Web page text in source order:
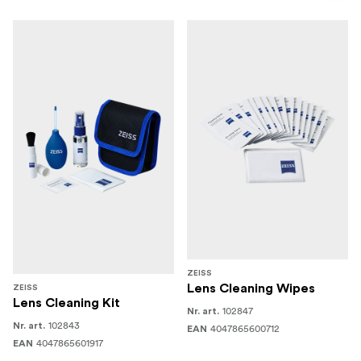
ZEISS
Lens Cleaning Kit
Nr. art. 102843
EAN 4047865601917
ZEISS
Lens Cleaning Wipes
Nr. art. 102847
EAN 4047865600712